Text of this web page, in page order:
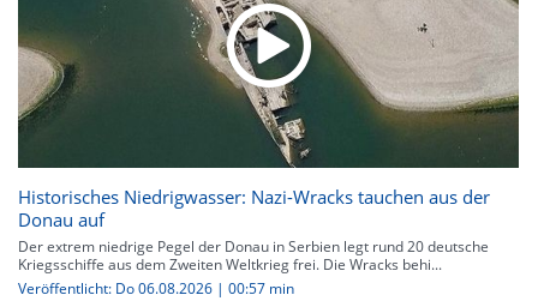
Historisches Niedrigwasser: Nazi-Wracks tauchen aus der
Donau auf
Der extrem niedrige Pegel der Donau in Serbien legt rund 20 deutsche
Kriegsschiffe aus dem Zweiten Weltkrieg frei. Die Wracks behi...
Veröffentlicht: Do 06.08.2026 | 00:57 min